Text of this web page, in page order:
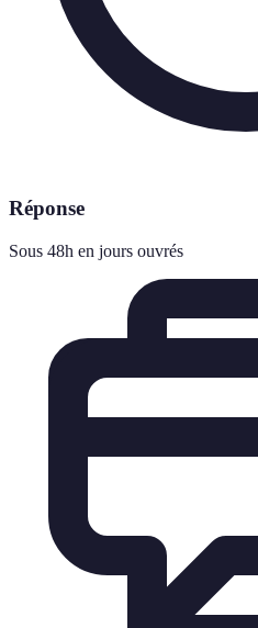
Réponse
Sous 48h en jours ouvrés